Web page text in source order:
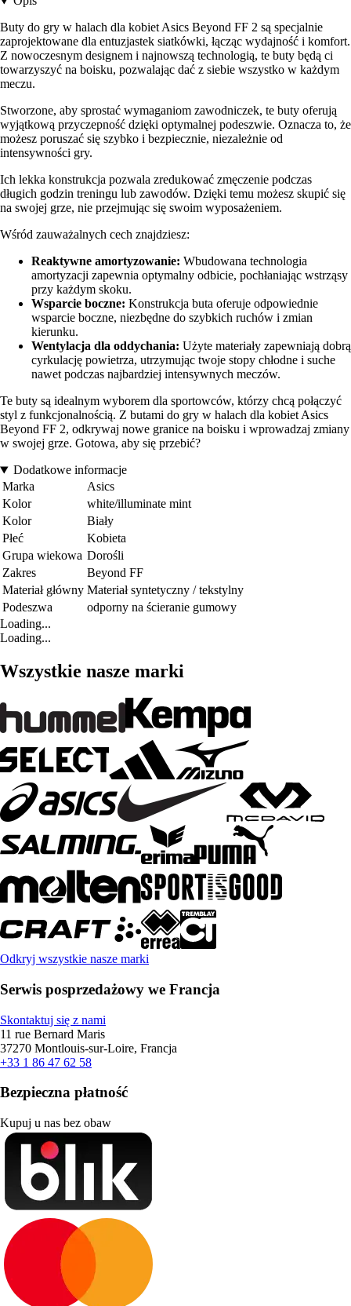
Buty do gry w halach dla kobiet Asics Beyond FF 2 są specjalnie
zaprojektowane dla entuzjastek siatkówki, łącząc wydajność i komfort.
Z nowoczesnym designem i najnowszą technologią, te buty będą ci
towarzyszyć na boisku, pozwalając dać z siebie wszystko w każdym
meczu.
Stworzone, aby sprostać wymaganiom zawodniczek, te buty oferują
wyjątkową przyczepność dzięki optymalnej podeszwie. Oznacza to, że
możesz poruszać się szybko i bezpiecznie, niezależnie od
intensywności gry.
Ich lekka konstrukcja pozwala zredukować zmęczenie podczas
długich godzin treningu lub zawodów. Dzięki temu możesz skupić się
na swojej grze, nie przejmując się swoim wyposażeniem.
Wśród zauważalnych cech znajdziesz:
Reaktywne amortyzowanie: Wbudowana technologia
amortyzacji zapewnia optymalny odbicie, pochłaniając wstrząsy
przy każdym skoku.
Wsparcie boczne: Konstrukcja buta oferuje odpowiednie
wsparcie boczne, niezbędne do szybkich ruchów i zmian
kierunku.
Wentylacja dla oddychania: Użyte materiały zapewniają dobrą
cyrkulację powietrza, utrzymując twoje stopy chłodne i suche
nawet podczas najbardziej intensywnych meczów.
Te buty są idealnym wyborem dla sportowców, którzy chcą połączyć
styl z funkcjonalnością. Z butami do gry w halach dla kobiet Asics
Beyond FF 2, odkrywaj nowe granice na boisku i wprowadzaj zmiany
w swojej grze. Gotowa, aby się przebić?
Dodatkowe informacje
Marka
Asics
Kolor
white/illuminate mint
Kolor
Biały
Płeć
Kobieta
Grupa wiekowa Dorośli
Zakres
Beyond FF
Materiał główny Materiał syntetyczny / tekstylny
Podeszwa
odporny na ścieranie gumowy
Loading...
Loading...
Wszystkie nasze marki
Odkryj wszystkie nasze marki
Serwis posprzedażowy we Francja
Skontaktuj się z nami
11 rue Bernard Maris
37270 Montlouis-sur-Loire, Francja
+33 1 86 47 62 58
Bezpieczna płatność
Kupuj u nas bez obaw